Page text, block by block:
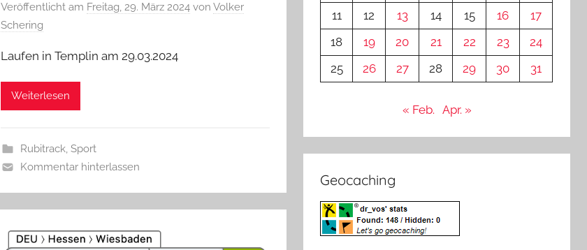
Veröffentlicht am Freitag, 29. März 2024 vonVolker
Schering
Laufen in Templin am 29.03.2024
Weiterlesen
Rubitrack, Sport
Kommentar hinterlassen
11
12 13 14 15 16
17
18
19 20 21 22 23
24
25
26 27 28 29 30 31
« Feb. Apr. »
Geocaching